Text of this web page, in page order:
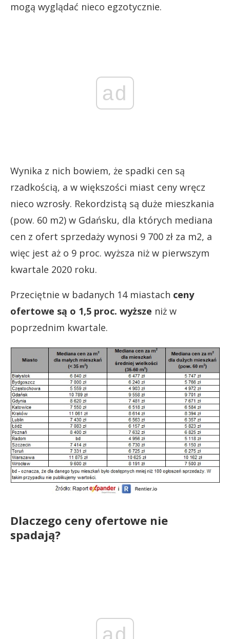
mogą wyglądać nieco egzotycznie.
ad
Wynika z nich bowiem, że spadki cen są
rzadkością, a w większości miast ceny wręcz
nieco wzrosły. Rekordzistą są duże mieszkania
(pow. 60 m2) w Gdańsku, dla których mediana
cen z ofert sprzedaży wynosi 9 700 zł za m2, a
więc jest aż o 9 proc. wyższa niż w pierwszym
kwartale 2020 roku.
Przeciętnie w badanych 14 miastach ceny
ofertowe są o 1,5 proc. wyższe niż w
poprzednim kwartale.
Dlaczego ceny ofertowe nie
spadają?
ad